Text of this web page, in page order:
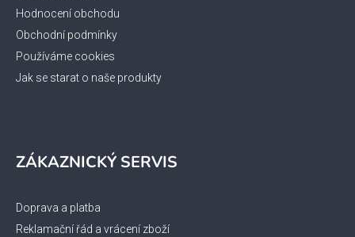
Hodnocení obchodu
Obchodní podmínky
Používáme cookies
Jak se starat o naše produkty
ZÁKAZNICKÝ SERVIS
Doprava a platba
Reklamační řád a vrácení zboží